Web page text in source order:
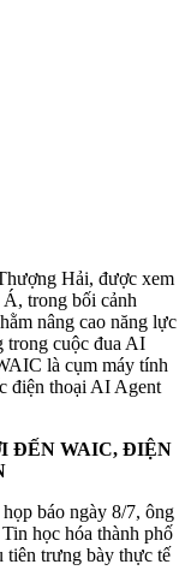
Hải, được xem
trong bối cảnh
nâng cao năng lực
trong cuộc đua AI
là cụm máy tính
điện thoại AI Agent
ĐẾN WAIC, ĐIỆN
báo ngày 8/7, ông
học hóa thành phố
tiên trưng bày thực tế